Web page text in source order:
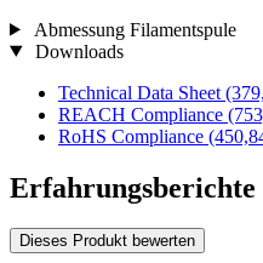
Abmessung Filamentspule
Downloads
Technical Data Sheet
REACH Compliance
RoHS Compliance
Dieses Produkt bewerten